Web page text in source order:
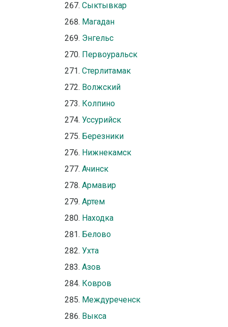
Сыктывкар
Магадан
Энгельс
Первоуральск
Стерлитамак
Волжский
Колпино
Уссурийск
Березники
Нижнекамск
Ачинск
Армавир
Артем
Находка
Белово
Ухта
Азов
Ковров
Междуреченск
Выкса